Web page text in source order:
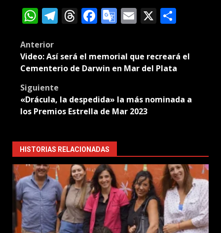
WhatsApp
Telegram
Threads
Facebook
Google
Email
X
Post
navigation
Anterior
Video: Así será el memorial que recreará el
Cementerio de Darwin en Mar del Plata
Siguiente
«Drácula, la despedida» la más nominada a
los Premios Estrella de Mar 2023
HISTORIAS RELACIONADAS